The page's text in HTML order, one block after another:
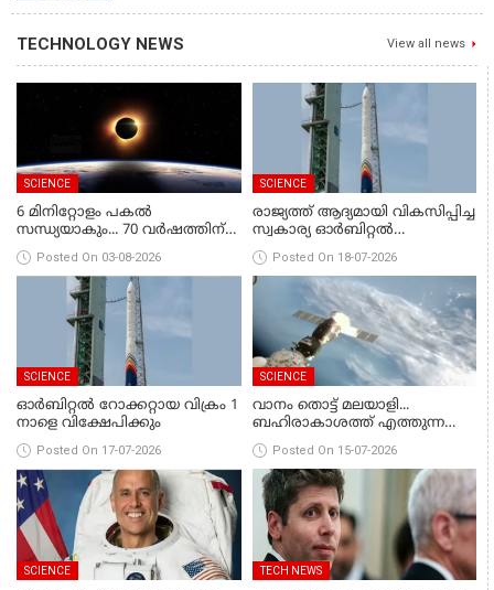
TECHNOLOGY NEWS View all news
SCIENCE
6 മിനിറ്റോളം പകൽ
സന്ധ്യയാകും... 70 വർഷത്തിന്
ശേഷം നടക്കുന്ന സൂര്യഗ്രഹണം
Posted On 03-08-2026
SCIENCE
രാജ്യത്ത് ആദ്യമായി വികസിപ്പിച്ച
സ്വകാര്യ ഓര്‍ബിറ്റല്‍
റോക്കറ്റായ വിക്രം 1 ഇന്ന്
വിക്ഷേപിക്കും
Posted On 18-07-2026
SCIENCE
ഓര്‍ബിറ്റല്‍ റോക്കറ്റായ വിക്രം 1
നാളെ വിക്ഷേപിക്കും
Posted On 17-07-2026
SCIENCE
വാനം തൊട്ട് മലയാളി...
ബഹിരാകാശത്ത് എത്തുന്ന
ആദ്യ മലയാളിയായി ഡോ.
അനിൽ മേനോൻ
Posted On 15-07-2026
SCIENCE TECH NEWS